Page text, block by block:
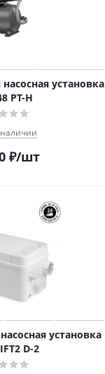
установка
PT-H
₽/шт
установка
D-2